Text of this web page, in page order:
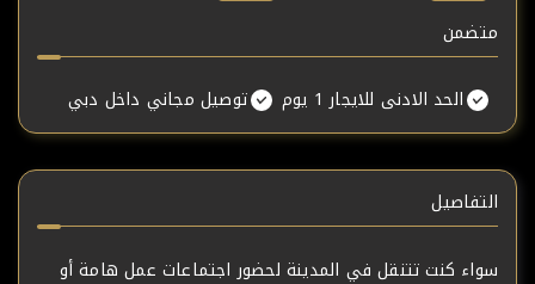
متضمن
الحد الادنى للايجار 1 يوم توصيل مجاني داخل دبي
التفاصيل
سواء كنت تتنقل في المدينة لحضور اجتماعات عمل هامة أو